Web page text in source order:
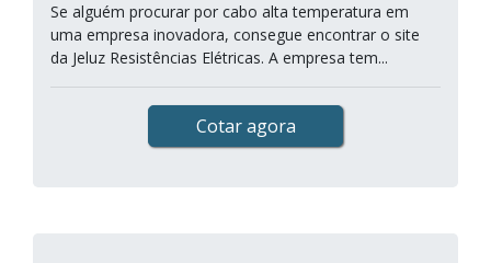
Se alguém procurar por cabo alta temperatura em
uma empresa inovadora, consegue encontrar o site
da Jeluz Resistências Elétricas. A empresa tem...
Cotar agora